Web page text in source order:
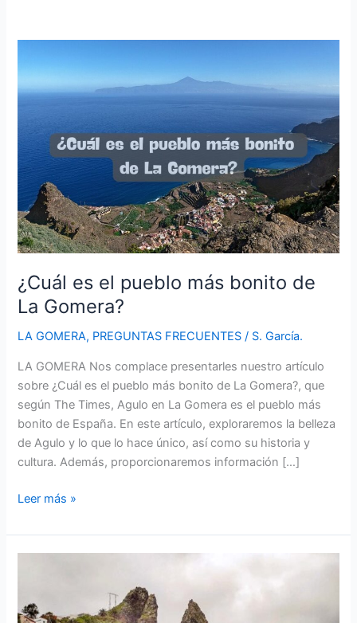
¿Cuál es el pueblo más bonito de
La Gomera?
LA GOMERA, PREGUNTAS FRECUENTES / S. García.
LA GOMERA Nos complace presentarles nuestro artículo
sobre ¿Cuál es el pueblo más bonito de La Gomera?, que
según The Times, Agulo en La Gomera es el pueblo más
bonito de España. En este artículo, exploraremos la belleza
de Agulo y lo que lo hace único, así como su historia y
cultura. Además, proporcionaremos información […]
¿Cuál
el
pueblo
de
Leer más »